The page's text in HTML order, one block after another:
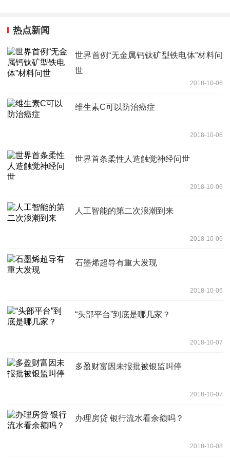
热点新闻
世界首例“无金属钙钛矿型铁电体”材料问
世
2018-10-06
维生素C可以防治癌症
2018-10-06
世界首条柔性人造触觉神经问世
2018-10-06
人工智能的第二次浪潮到来
2018-10-06
石墨烯超导有重大发现
2018-10-06
“头部平台”到底是哪几家？
2018-10-07
多盈财富因未报批被银监叫停
2018-10-07
办理房贷 银行流水看余额吗？
2018-10-08